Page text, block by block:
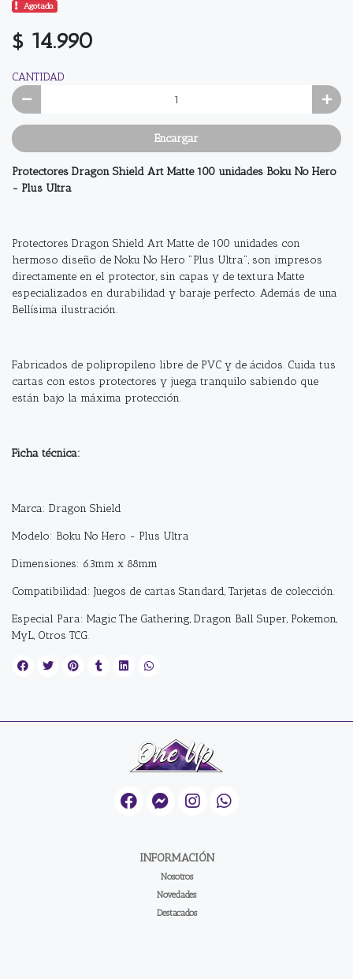
Agotado.
$ 14.990
CANTIDAD
Encargar
Protectores Dragon Shield Art Matte 100 unidades Boku No Hero
- Plus Ultra
Protectores Dragon Shield Art Matte de 100 unidades con
hermoso diseño de Noku No Hero "Plus Ultra", son impresos
directamente en el protector, sin capas y de textura Matte
especializados en durabilidad y baraje perfecto. Además de una
Bellísima ilustración.
Fabricados de polipropileno libre de PVC y de ácidos. Cuida tus
cartas con estos protectores y juega tranquilo sabiendo que
están bajo la máxima protección.
Ficha técnica:
Marca: Dragon Shield
Modelo: Boku No Hero - Plus Ultra
Dimensiones: 63mm x 88mm
Compatibilidad: Juegos de cartas Standard, Tarjetas de colección.
Especial Para: Magic The Gathering, Dragon Ball Super, Pokemon,
MyL, Otros TCG.
INFORMACIÓN
Nosotros
Novedades
Destacados